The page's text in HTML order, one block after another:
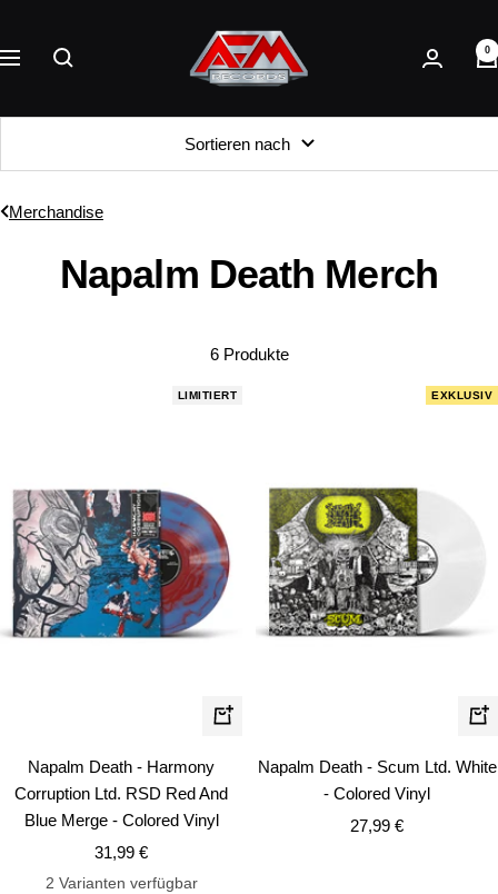
Inhalt
Navigation
AFM
Records
0
Sortieren nach
Merchandise
Napalm Death Merch
6 Produkte
LIMITIERT
In
Warenkorb
Napalm Death - Harmony
Corruption Ltd. RSD Red And
Blue Merge - Colored Vinyl
Angebotspreis
31,99 €
2 Varianten verfügbar
EXKLUSIV
In
Napalm Death - Scum Ltd. White
- Colored Vinyl
Angebotspreis
27,99 €